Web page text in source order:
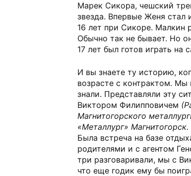
Марек Сикора, чешский
звезда. Впервые Женя стал
16 лет при Сикоре.
Обычно так не бывает. Но
17 лет был готов играть
И вы знаете ту историю,
возрасте с контрактом.
знали. Представляли эту
Виктором Филипповичем
Магнитогорского
«Металлург»
Была встреча на базе
родителями и с агентом
три разговаривали, мы с
что еще годик ему бы